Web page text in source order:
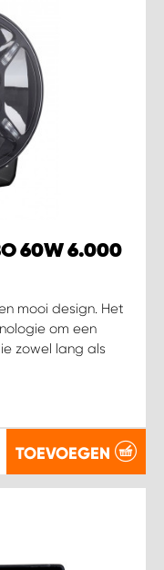
60W 6.000
mooi design. Het
om een
zowel lang als
TOEVOEGEN